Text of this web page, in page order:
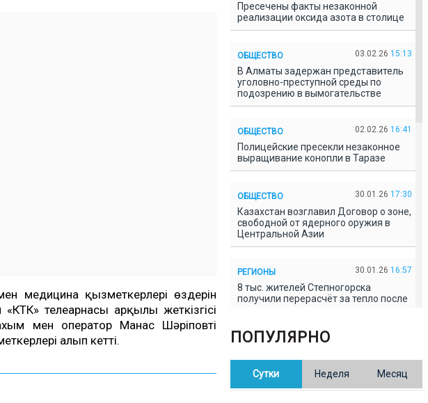
медицина қызметкерлері өздерін
телеарнасы арқылы жеткізгісі
мен оператор Манас Шәріповті
алып кетті.
Пресечены факты незаконной
реализации оксида азота в столице
ОБЩЕСТВО 03.02.26 15:13
В Алматы задержан представитель
уголовно-преступной среды по
подозрению в вымогательстве
ОБЩЕСТВО 02.02.26 16:41
Полицейские пресекли незаконное
выращивание конопли в Таразе
ОБЩЕСТВО 30.01.26 17:30
Казахстан возглавил Договор о зоне,
свободной от ядерного оружия в
Центральной Азии
РЕГИОНЫ 30.01.26 16:57
8 тыс. жителей Степногорска
получили перерасчёт за тепло после
В Казахстане готовят новую
редакцию Конституции: меняется
ПОПУЛЯРНО
Сутки Неделя Месяц